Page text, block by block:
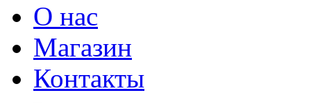
О нас
Магазин
Контакты